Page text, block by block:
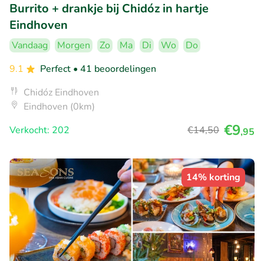
Burrito + drankje bij Chidóz in hartje
Eindhoven
Vandaag Morgen Zo Ma Di Wo
Do
9.1
Perfect • 41 beoordelingen
Chidóz Eindhoven
Eindhoven (0km)
Verkocht: 202
€14,50 €9,95
14% korting